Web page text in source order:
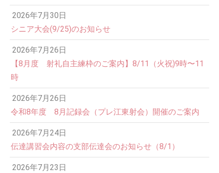
2026年7月30日
シニア大会(9/25)のお知らせ
2026年7月26日
【8月度 射礼自主練枠のご案内】8/11（火祝)9時〜11
時
2026年7月26日
令和8年度 8月記録会（プレ江東射会）開催のご案内
2026年7月24日
伝達講習会内容の支部伝達会のお知らせ（8/1）
2026年7月23日